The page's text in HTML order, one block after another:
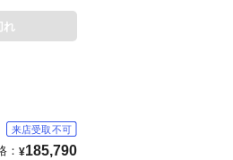
れ
： ¥185,790